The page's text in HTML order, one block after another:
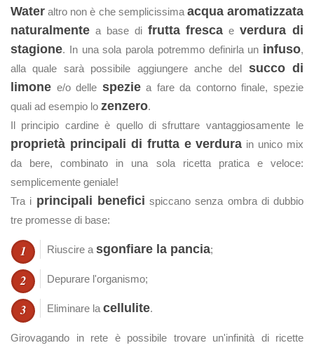
Water altro non è che semplicissima acqua aromatizzata
naturalmente a base di frutta fresca everdura di
stagione. In una sola parola potremmo definirla un infuso,
alla quale sarà possibile aggiungere anche del succo di
limone e/o delle speziea fare da contorno finale, spezie
quali ad esempio lo zenzero.
Il principio cardine è quello di sfruttare vantaggiosamente le
proprietà principali di frutta e verdura in unico mix
da bere, combinato in una sola ricetta pratica e veloce:
semplicemente geniale!
Tra i principali benefici spiccano senza ombra di dubbio
tre promesse di base:
Riuscire a sgonfiare la pancia;
Depurare l'organismo;
Eliminare la cellulite.
Girovagando in rete è possibile trovare un'infinità di ricette